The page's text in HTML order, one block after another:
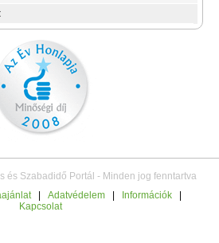
és Szabadidő Portál - Minden jog fenntartva
Adatvédelem Információk
Kapcsolat